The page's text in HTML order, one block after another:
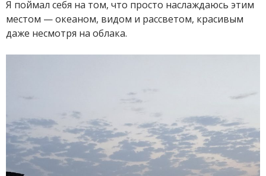
Я поймал себя на том, что просто наслаждаюсь этим
местом — океаном, видом и рассветом, красивым
даже несмотря на облака.